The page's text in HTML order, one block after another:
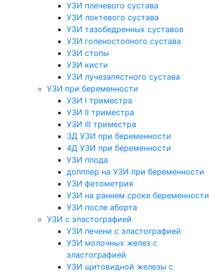
УЗИ плечевого сустава
УЗИ локтевого сустава
УЗИ тазобедренных суставов
УЗИ голеностопного сустава
УЗИ стопы
УЗИ кисти
УЗИ лучезапястного сустава
УЗИ при беременности
УЗИ I триместра
УЗИ II триместра
УЗИ III триместра
3Д УЗИ при беременности
4Д УЗИ при беременности
УЗИ плода
допплер на УЗИ при беременности
УЗИ фетометрия
УЗИ на раннем сроке беременности
УЗИ после аборта
УЗИ с эластографией
УЗИ печени с эластографией
УЗИ молочных желез с
эластографией
УЗИ щитовидной железы с